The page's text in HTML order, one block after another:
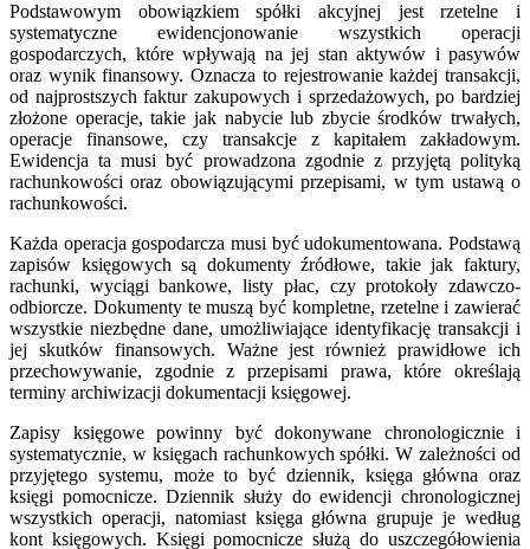
Podstawowym obowiązkiem spółki akcyjnej jest rzetelne i
systematyczne ewidencjonowanie wszystkich operacji
gospodarczych, które wpływają na jej stan aktywów i pasywów
oraz wynik finansowy. Oznacza to rejestrowanie każdej transakcji,
od najprostszych faktur zakupowych i sprzedażowych, po bardziej
złożone operacje, takie jak nabycie lub zbycie środków trwałych,
operacje finansowe, czy transakcje z kapitałem zakładowym.
Ewidencja ta musi być prowadzona zgodnie z przyjętą polityką
rachunkowości oraz obowiązującymi przepisami, w tym ustawą o
rachunkowości.
Każda operacja gospodarcza musi być udokumentowana. Podstawą
zapisów księgowych są dokumenty źródłowe, takie jak faktury,
rachunki, wyciągi bankowe, listy płac, czy protokoły zdawczo-
odbiorcze. Dokumenty te muszą być kompletne, rzetelne i zawierać
wszystkie niezbędne dane, umożliwiające identyfikację transakcji i
jej skutków finansowych. Ważne jest również prawidłowe ich
przechowywanie, zgodnie z przepisami prawa, które określają
terminy archiwizacji dokumentacji księgowej.
Zapisy księgowe powinny być dokonywane chronologicznie i
systematycznie, w księgach rachunkowych spółki. W zależności od
przyjętego systemu, może to być dziennik, księga główna oraz
księgi pomocnicze. Dziennik służy do ewidencji chronologicznej
wszystkich operacji, natomiast księga główna grupuje je według
kont księgowych. Księgi pomocnicze służą do uszczegółowienia